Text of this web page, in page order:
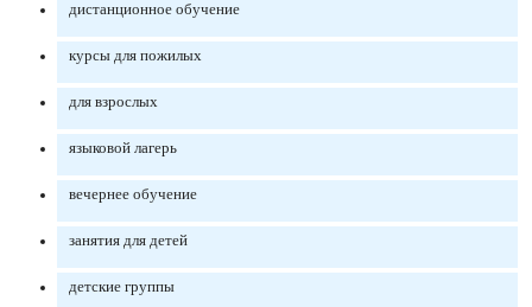
дистанционное обучение
курсы для пожилых
для взрослых
языковой лагерь
вечернее обучение
занятия для детей
детские группы